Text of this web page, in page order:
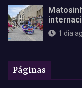
1 dia
Páginas